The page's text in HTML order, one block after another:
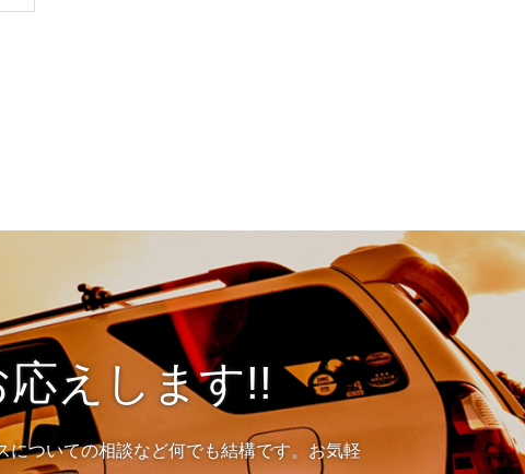
えします!!
ついての相談など何でも結構です。お気軽